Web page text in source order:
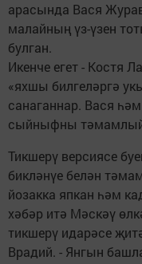
арасында Вася
малайның үз-үзен
булган.
Икенче егет - Костя
«яхшы билгеләргә
санаганнар. Вася
сыйныфны
Тикшерү версиясе
бикләнүе белән
йозакка япкан һәм
хәбәр итә Мәскәү
тикшерү идарәсе
Врадий. - Янгын